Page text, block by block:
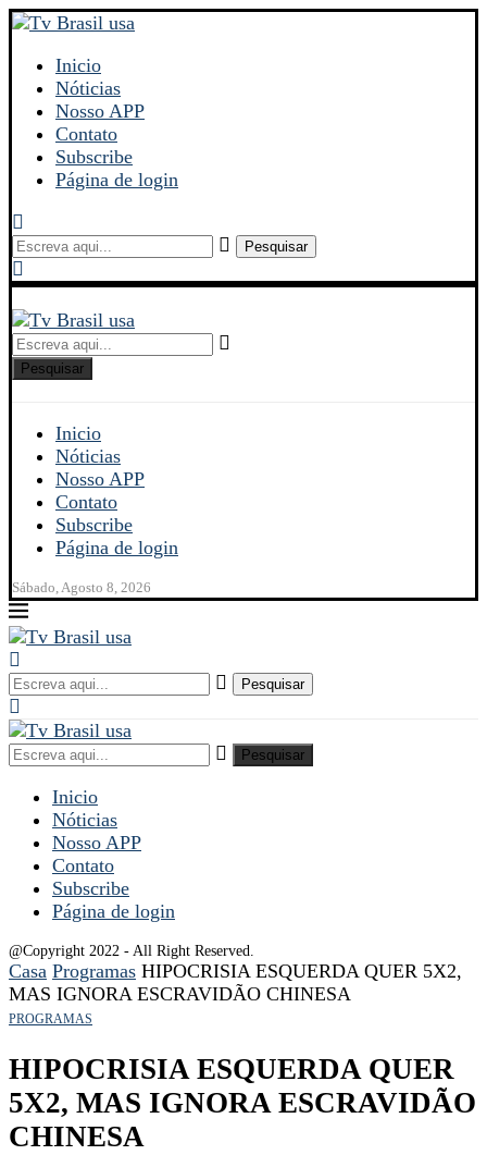
Inicio
Nóticias
Nosso APP
Contato
Subscribe
Página de login
Pesquisar
Pesquisar
Inicio
Nóticias
Nosso APP
Contato
Subscribe
Página de login
Sábado, Agosto 8, 2026
Pesquisar
Pesquisar
Inicio
Nóticias
Nosso APP
Contato
Subscribe
Página de login
@Copyright 2022 - All Right Reserved.
Casa Programas HIPOCRISIA ESQUERDA QUER 5X2,
MAS IGNORA ESCRAVIDÃO CHINESA
PROGRAMAS
HIPOCRISIA ESQUERDA QUER
5X2, MAS IGNORA ESCRAVIDÃO
CHINESA